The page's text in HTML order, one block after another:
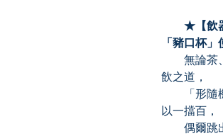
★【飲器
「豬口杯
無論茶、
飲之道，
「形隨機
以一擋百，
偶爾跳出